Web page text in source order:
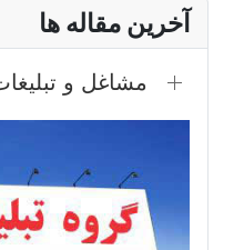
آخرین مقاله ها
مشاغل و